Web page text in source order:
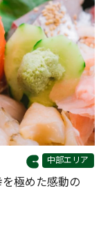
中部エリア
を極めた感動の